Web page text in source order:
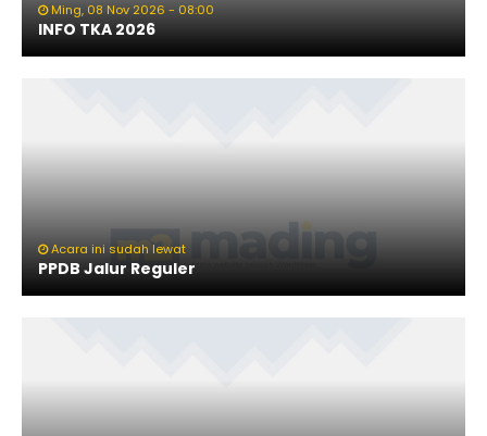
Ming, 08 Nov 2026 - 08:00
INFO TKA 2026
Acara ini sudah lewat
PPDB Jalur Reguler